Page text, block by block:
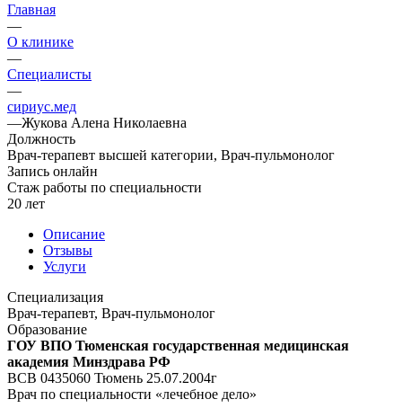
Главная
—
О клинике
—
Специалисты
—
сириус.мед
—Жукова Алена Николаевна
Должность
Врач-терапевт высшей категории, Врач-пульмонолог
Запись онлайн
Стаж работы по специальности
20 лет
Описание
Отзывы
Услуги
Специализация
Врач-терапевт, Врач-пульмонолог
Образование
ГОУ ВПО Тюменская государственная медицинская
академия Минздрава РФ
ВСВ 0435060 Тюмень 25.07.2004г
Врач по специальности «лечебное дело»